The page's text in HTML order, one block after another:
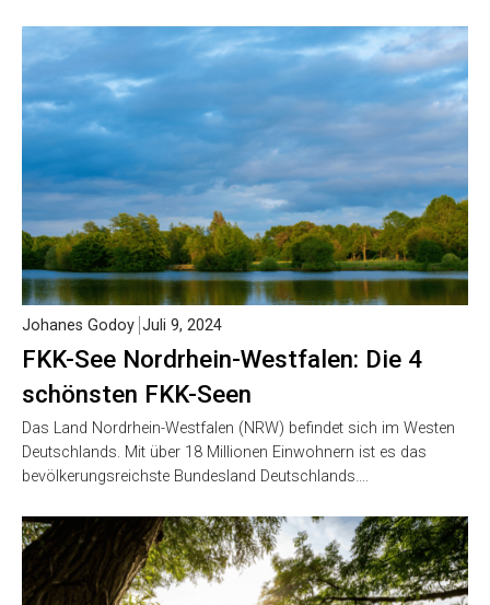
FKK-See Nordrhein-Westfalen: Die 4
schönsten FKK-Seen
Johanes Godoy Juli 9, 2024
Das Land Nordrhein-Westfalen (NRW) befindet sich im Westen
Deutschlands. Mit über 18 Millionen Einwohnern ist es das
bevölkerungsreichste Bundesland Deutschlands….